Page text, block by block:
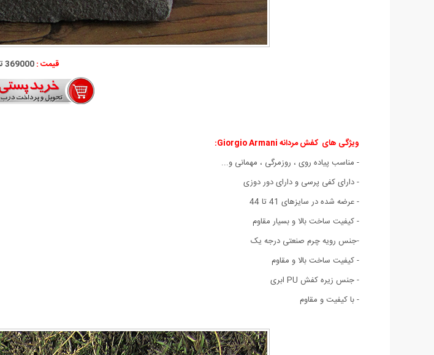
قیمت :369000 تومان
ویژگی هایکفش مردانه Giorgio Armani:
- مناسب پیاده روی ، روزمرگی ، مهمانی و...
- دارای کفی پرسی و دارای دور دوزی
- عرضه شده در سایزهای 41 تا 44
- کیفیت ساخت بالا و بسیار مقاوم
-جنس رویه چرم صنعتی درجه یک
- کیفیت ساخت بالا و مقاوم
- جنس زیره کفش PU ابری
- با کیفیت و مقاوم